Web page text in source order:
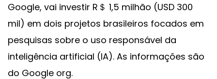
Google, vai investir R＄ 1,5 milhão (USD 300
mil) em dois projetos brasileiros focados em
pesquisas sobre o uso responsável da
inteligência artificial (IA). As informações são
do Google org.